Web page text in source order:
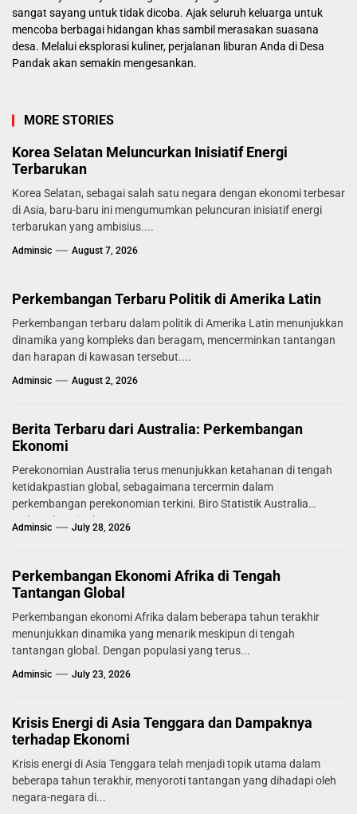
sangat sayang untuk tidak dicoba. Ajak seluruh keluarga untuk
mencoba berbagai hidangan khas sambil merasakan suasana
desa. Melalui eksplorasi kuliner, perjalanan liburan Anda di Desa
Pandak akan semakin mengesankan.
MORE STORIES
Korea Selatan Meluncurkan Inisiatif Energi
Terbarukan
Korea Selatan, sebagai salah satu negara dengan ekonomi terbesar
di Asia, baru-baru ini mengumumkan peluncuran inisiatif energi
terbarukan yang ambisius....
Adminsic August 7, 2026
Perkembangan Terbaru Politik di Amerika Latin
Perkembangan terbaru dalam politik di Amerika Latin menunjukkan
dinamika yang kompleks dan beragam, mencerminkan tantangan
dan harapan di kawasan tersebut....
Adminsic August 2, 2026
Berita Terbaru dari Australia: Perkembangan
Ekonomi
Perekonomian Australia terus menunjukkan ketahanan di tengah
ketidakpastian global, sebagaimana tercermin dalam
perkembangan perekonomian terkini. Biro Statistik Australia
melaporkan tingkat...
Adminsic July 28, 2026
Perkembangan Ekonomi Afrika di Tengah
Tantangan Global
Perkembangan ekonomi Afrika dalam beberapa tahun terakhir
menunjukkan dinamika yang menarik meskipun di tengah
tantangan global. Dengan populasi yang terus...
Adminsic July 23, 2026
Krisis Energi di Asia Tenggara dan Dampaknya
terhadap Ekonomi
Krisis energi di Asia Tenggara telah menjadi topik utama dalam
beberapa tahun terakhir, menyoroti tantangan yang dihadapi oleh
negara-negara di...